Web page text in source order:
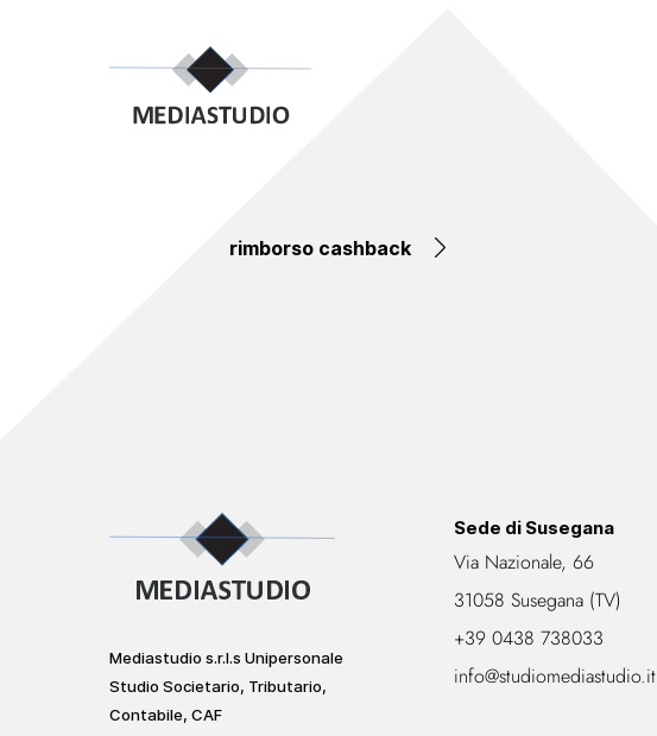
rimborso cashback
Mediastudio s.r.l.s Unipersonale
Studio Societario, Tributario,
Contabile, CAF
Sede di Susegana
Via Nazionale, 66
31058 Susegana (TV)
+39 0438 738033
info@studiomediastudio.it